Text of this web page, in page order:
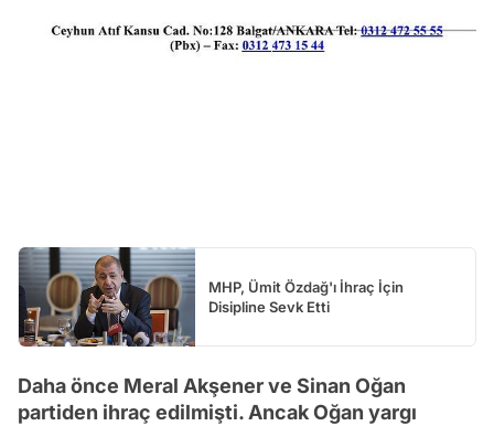
MHP, Ümit Özdağ'ı İhraç İçin
Disipline Sevk Etti
Daha önce Meral Akşener ve Sinan Oğan
partiden ihraç edilmişti. Ancak Oğan yargı